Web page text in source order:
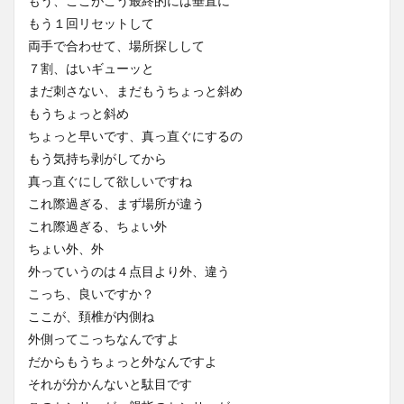
もう１回リセットして
両手で合わせて、場所探しして
７割、はいギューッと
まだ刺さない、まだもうちょっと斜め
もうちょっと斜め
ちょっと早いです、真っ直ぐにするの
もう気持ち剥がしてから
真っ直ぐにして欲しいですね
これ際過ぎる、まず場所が違う
これ際過ぎる、ちょい外
ちょい外、外
外っていうのは４点目より外、違う
こっち、良いですか？
ここが、頚椎が内側ね
外側ってこっちなんですよ
だからもうちょっと外なんですよ
それが分かんないと駄目です